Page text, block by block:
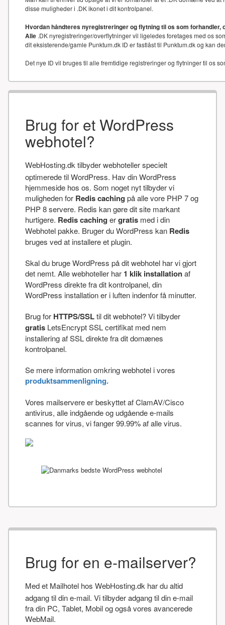
disse muligheder i .DK ikonet i dit kontrolpanel.
Hvordan håndteres nyregistreringer og flytning til os som
Alle .DK nyregistreringer/overflytninger vil ligeledes foretages med os
dit eksisterende/gamle Punktum.dk ID er fastlåst til Punktum.dk og kan
Det nye ID vil bruges til alle fremtidige registreringer og flytninger til os
Brug for et WordPress
webhotel?
WebHosting.dk tilbyder webhoteller specielt
optimerede til WordPress. Hav din WordPress
hjemmeside hos os. Som noget nyt tilbyder vi
muligheden for Redis caching på alle vore PHP 7 og
PHP 8 servere. Redis kan gøre dit site markant
hurtigere. Redis caching ergratis med i din
Webhotel pakke. Bruger du WordPress kan Redis
bruges ved at installere et plugin.
Skal du bruge WordPress på dit webhotel har vi gjort
det nemt. Alle webhoteller har 1 klik installationaf
WordPress direkte fra dit kontrolpanel, din
WordPress installation er i luften indenfor få minutter.
Brug for HTTPS/SSLtil dit webhotel? Vi tilbyder
gratis LetsEncrypt SSL certifikat med nem
installering af SSL direkte fra dit domænes
kontrolpanel.
Se mere information omkring webhotel i vores
produktsammenligning.
Vores mailservere er beskyttet af ClamAV/Cisco
antivirus, alle indgående og udgående e-mails
scannes for virus, vi fanger 99.99% af alle virus.
Brug for en e-mailserver?
Med et Mailhotel hos WebHosting.dk har du altid
adgang til din e-mail. Vi tilbyder adgang til din e-mail
fra din PC, Tablet, Mobil og også vores avancerede
WebMail.